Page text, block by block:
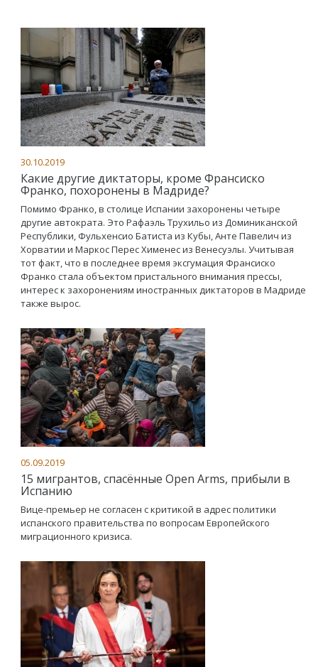
30.10.2019
Какие другие диктаторы, кроме Франсиско
Франко, похоронены в Мадриде?
Помимо Франко, в столице Испании захоронены четыре
другие автократа. Это Рафаэль Трухильо из Доминиканской
Республики, Фульхенсио Батиста из Кубы, Анте Павелич из
Хорватии и Маркос Перес Хименес из Венесуэлы. Учитывая
тот факт, что в последнее время эксгумация Франсиско
Франко стала объектом пристального внимания прессы,
интерес к захоронениям иностранных диктаторов в Мадриде
также вырос.
05.09.2019
15 мигрантов, спасённые Open Arms, прибыли в
Испанию
Вице-премьер не согласен с критикой в адрес политики
испанского правительства по вопросам Европейского
миграционного кризиса.